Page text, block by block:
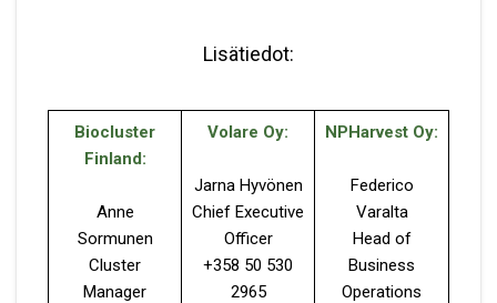
Lisätiedot:
Biocluster
Finland:
Anne
Sormunen
Cluster
Manager
Volare Oy:
Jarna Hyvönen
Chief Executive
Officer
+358 50 530
2965
NPHarvest Oy:
Federico
Varalta
Head of
Business
Operations